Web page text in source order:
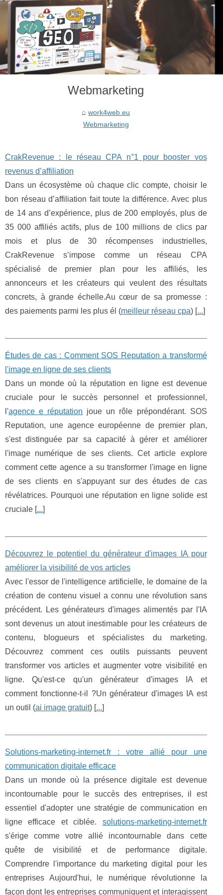
Webmarketing
work4web.eu
Webmarketing
CrakRevenue : le réseau CPA n°1 pour booster vos
revenus d’affiliation
Dans un écosystème où chaque clic compte, choisir le
bon réseau d’affiliation fait toute la différence. Avec plus
de 14 ans d’expérience, plus de 200 employés, plus de
35 000 affiliés actifs, plus de 100 millions de clics par
mois et plus de 30 récompenses industrielles,
CrakRevenue s’impose comme un réseau CPA
spécialisé de premier plan pour les affiliés, les
annonceurs et les créateurs qui veulent des résultats
concrets, à grande échelle.Au cœur de sa promesse :
des paiements parmi les plus él (meilleur réseau cpa) [...]
Études de cas : Comment SOS Reputation a transformé
l'image en ligne de ses clients
Dans un monde où la réputation en ligne est devenue
cruciale pour le succès personnel et professionnel,
l'agence e réputation joue un rôle prépondérant. SOS
Reputation, une agence européenne de premier plan,
s'est distinguée par sa capacité à gérer et améliorer
l'image numérique de ses clients. Cet article explore
comment cette agence a su transformer l'image en ligne
de ses clients en s'appuyant sur des études de cas
révélatrices. Pourquoi une réputation en ligne solide est
cruciale [...]
Découvrez le potentiel du générateur d'images IA pour
améliorer la visibilité de vos articles
Avec l'essor de l'intelligence artificielle, le domaine de la
création de contenu visuel a connu une révolution sans
précédent. Les générateurs d'images alimentés par l'IA
sont devenus un atout inestimable pour les créateurs de
contenu, blogueurs et spécialistes du marketing.
Découvrez comment ces outils puissants peuvent
transformer vos articles et augmenter votre visibilité en
ligne. Qu'est-ce qu'un générateur d'images IA et
comment fonctionne-t-il ?Un générateur d'images IA est
un outil (ai image gratuit) [...]
Solutions-marketing-internet.fr : votre allié pour une
communication digitale efficace
Dans un monde où la présence digitale est devenue
incontournable pour le succès des entreprises, il est
essentiel d'adopter une stratégie de communication en
ligne efficace et ciblée. solutions-marketing-internet.fr
s'érige comme votre allié incontournable dans cette
quête de visibilité et de performance digitale.
Comprendre l'importance du marketing digital pour les
entreprises Aujourd'hui, le numérique révolutionne la
façon dont les entreprises communiquent et interagissent